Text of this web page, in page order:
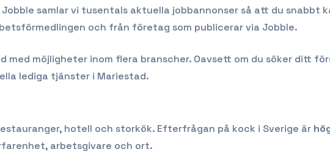
Jobble samlar vi tusentals aktuella jobbannonser så att du snabbt
och från företag som publicerar via Jobble.
med möjligheter inom flera branscher. Oavsett om du söker ditt
lediga tjänster i Mariestad.
hotell och storkök. Efterfrågan på kock i Sverige är
arbetsgivare och ort.